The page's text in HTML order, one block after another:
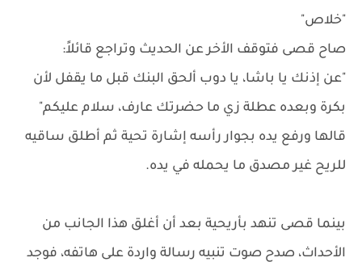
"خلاص"
صاح قصى فتوقف الأخر عن الحديث وتراجع قائلاً:
"عن إذنك يا باشا، يا دوب ألحق البنك قبل ما يقفل لأن
بكرة وبعده عطلة زي ما حضرتك عارف، سلام عليكم"
قالها ورفع يده بجوار رأسه إشارة تحية ثم أطلق ساقيه
للريح غير مصدق ما يحمله في يده.
بينما قصى تنهد بأريحية بعد أن أغلق هذا الجانب من
الأحداث، صدح صوت تنبيه رسالة واردة على هاتفه، فوجد